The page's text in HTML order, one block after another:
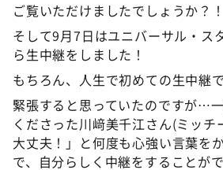
ご覧いただけましたでしょうか？！
そして9月7日はユニバーサル・ス
ら生中継をしました！
もちろん、人生で初めての生中継で
緊張すると思っていたのですが…
くださった川﨑美千江さん(ミッチ
大丈夫！」と何度も心強い言葉を
で、自分らしく中継をすることが